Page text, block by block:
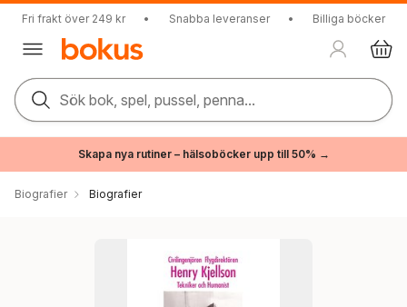
Fri frakt över 249 kr • Snabba leveranser • Billiga böcker
Sök bok, spel, pussel, penna...
Skapa nya rutiner – hälsoböcker upp till 50% →
Biografier Biografier